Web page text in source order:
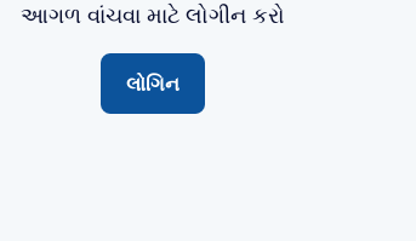
આગળ વાંચવા માટે લોગીન કરો
લોગિન